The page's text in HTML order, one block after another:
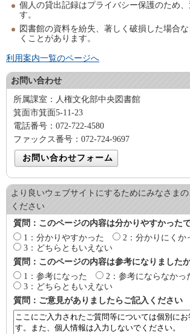
個人の貸出記録はプライバシー保護のため
す。
図書館の資料を紛失、著しく破損した場合
くことがあります。
利用案内一覧のページへ
お問い合わせ
所属課室：人権文化部中央図書館
箕面市箕面5-11-23
電話番号：072-722-4580
ファックス番号：072-724-9697
より良いウェブサイトにするためにみなさま
ください
質問：このページの内容は分かりやすかった
1：分かりやすかった
2：分かりにくか
3：どちらともいえない
質問：このページの内容は参考になりました
1：参考になった
2：参考にならなかっ
3：どちらともいえない
質問：ご意見がありましたらご記入ください